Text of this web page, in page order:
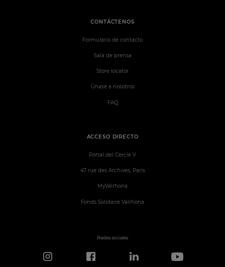
ACCESO DIRECTO
Portal del Cercle V
47 rue des Archives, Paris
MyValrhona
Fonds Solidaire Valrhona
CONTÁCTENOS
Formulario de contacto
Sala de prensa
Store locator
Únase a nosotros
FAQ
Redes sociales